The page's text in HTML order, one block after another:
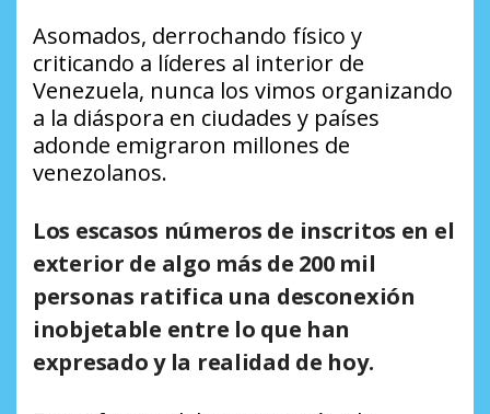
Asomados, derrochando físico y
criticando a líderes al interior de
Venezuela, nunca los vimos organizando
a la diáspora en ciudades y países
adonde emigraron millones de
venezolanos.
Los escasos números de inscritos en el
exterior de algo más de 200 mil
personas ratifica una desconexión
inobjetable entre lo que han
expresado y la realidad de hoy.